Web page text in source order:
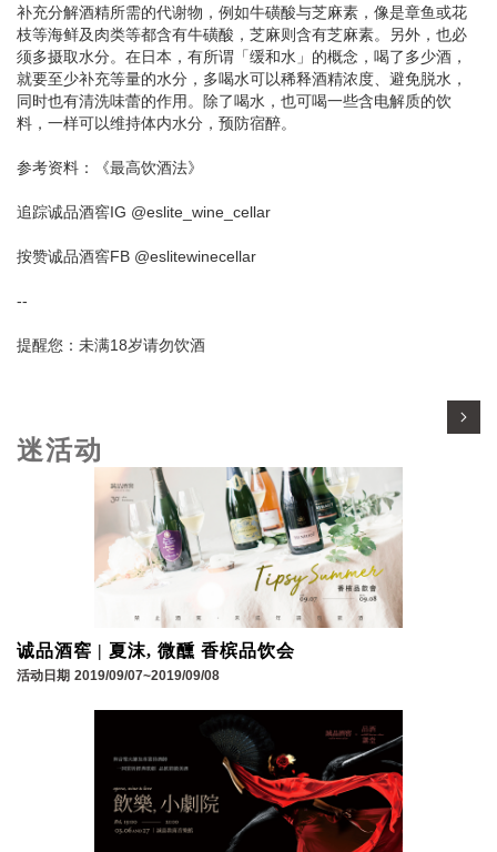
补充分解酒精所需的代谢物，例如牛磺酸与芝麻素，像是章鱼或花
枝等海鲜及肉类等都含有牛磺酸，芝麻则含有芝麻素。另外，也必
须多摄取水分。在日本，有所谓「缓和水」的概念，喝了多少酒，
就要至少补充等量的水分，多喝水可以稀释酒精浓度、避免脱水，
同时也有清洗味蕾的作用。除了喝水，也可喝一些含电解质的饮
料，一样可以维持体内水分，预防宿醉。
参考资料：《最高饮酒法》
追踪诚品酒窖IG @eslite_wine_cellar
按赞诚品酒窖FB @eslitewinecellar
--
提醒您：未满18岁请勿饮酒
迷活动
诚品酒窖 | 夏沫, 微醺 香槟品饮会
活动日期 2019/09/07~2019/09/08